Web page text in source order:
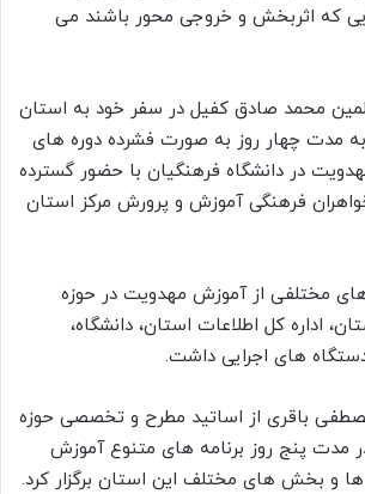
که اثربخش و خروجی محور باشند می
محمد صادق کفیل در سفر خود به استان
به مدت چهار روز به صورت فشرده دوره های
در دانشگاه فرهنگیان با حضور گسترده
فرهنگی آموزش و پرورش مرکز استان
مختلفی از آموزش مهدویت در حوزه
اداره کل اطلاعات استان، دانشگاه،
های اجرایی داشت.
باقری از اساتید مطرح و تخصصی حوزه
پنج روز برنامه های متنوع آموزش
و بخش های مختلف این استان برگزار کرد.